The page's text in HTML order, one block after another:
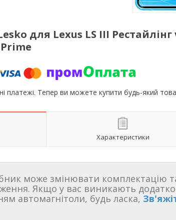
для Lexus LS III Рестайлінг
Prime
платежі. Тепер ви можете купити будь-який
Характеристики
може змінювати комплектацію
Якщо у вас виникають
автомагнітоли, будь ласка,